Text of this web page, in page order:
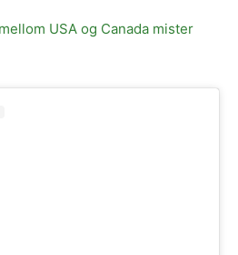
USA og Canada mister